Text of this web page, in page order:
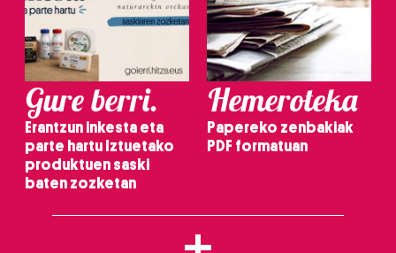
Gure berri.
Erantzun inkesta eta
parte hartu Iztuetako
produktuen saski
baten zozketan
Hemeroteka
Papereko zenbakiak
PDF formatuan